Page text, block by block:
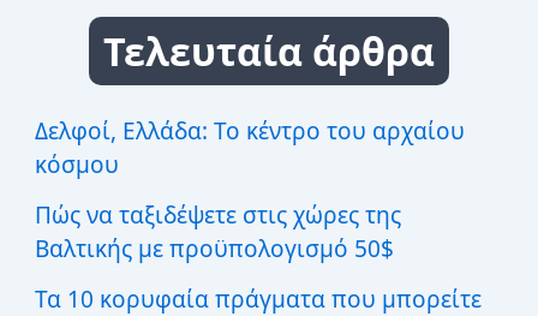
σ
η
γ
α
:
Τελευταία άρθρα
Δελφοί, Ελλάδα: Το κέντρο του αρχαίου
κόσμου
Πώς να ταξιδέψετε στις χώρες της
Βαλτικής με προϋπολογισμό 50$
Τα 10 κορυφαία πράγματα που μπορείτε